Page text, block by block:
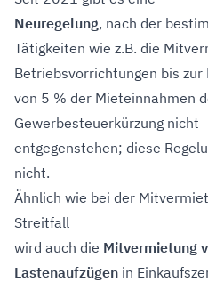
Neuregelung, nach der
Tätigkeiten wie z.B. die
Betriebsvorrichtungen bis zur
von 5 % der Mieteinnahmen
Gewerbesteuerkürzung nicht
entgegenstehen; diese
nicht.
Ähnlich wie bei der
Streitfall
wird auch die Mitvermietung
Lastenaufzügen in